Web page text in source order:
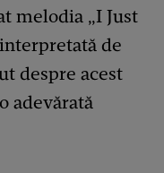
melodia „I Just
de
despre acest
adevărată